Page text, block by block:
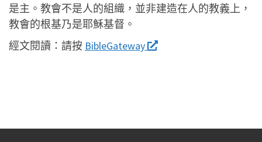
是主。教會不是人的組織，並非建造在人的教義上，
教會的根基乃是耶穌基督。
經文閱讀： 請按 BibleGateway